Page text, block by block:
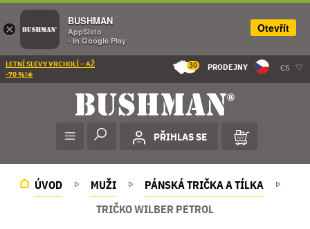
LETNÍ SLEVY VRCHOLÍ – AŽ
-70 %!☀️
30 PRODEJNY CS
PŘIHLAS SE
ÚVOD MUŽI
PÁNSKÁ TRIČKA A TÍLKA
TRIČKO WILBER PETROL
×
BUSHMAN
AppSisto
- In Google Play
Otevřít